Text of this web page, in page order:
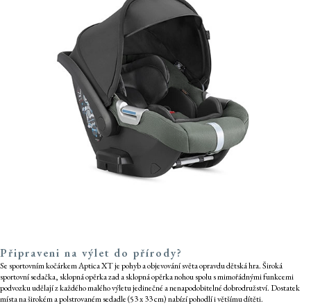
Připraveni na výlet do přírody?
Se sportovním kočárkem Aptica XT je pohyb a objevování světa opravdu dětská hra. Široká
sportovní sedačka, sklopná opěrka zad a sklopná opěrka nohou spolu s mimořádnými funkcemi
podvozku udělají z každého malého výletu jedinečné a nenapodobitelné dobrodružství. Dostatek
místa na širokém a polstrovaném sedadle (53 x 33 cm) nabízí pohodlí i většímu dítěti.